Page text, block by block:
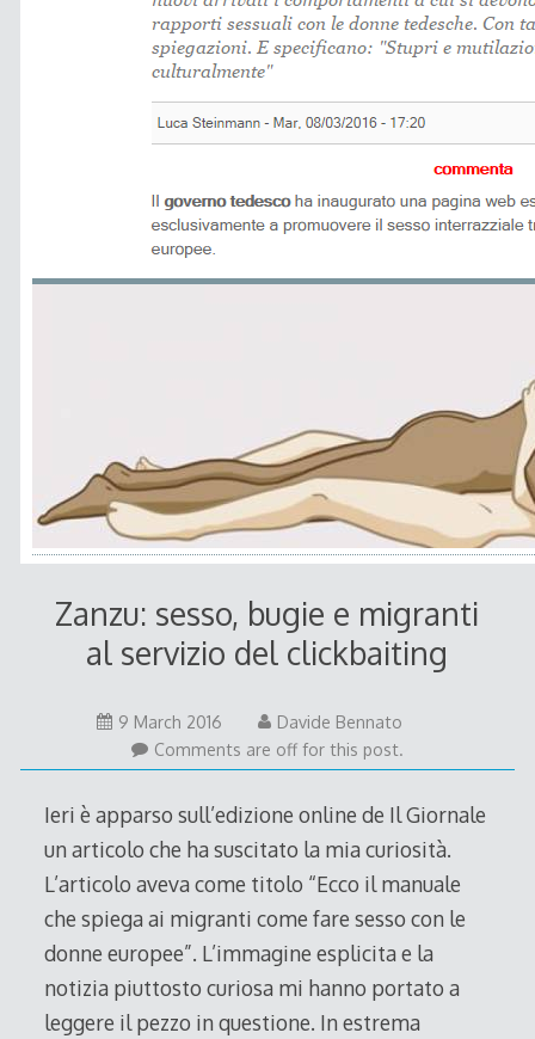
Zanzu: sesso, bugie e migranti
al servizio del clickbaiting
9 March 20169
March
2016
Davide Bennato
Comments are off for this post.
Ieri è apparso sull’edizione online de Il Giornale
un articolo che ha suscitato la mia curiosità.
L’articolo aveva come titolo “Ecco il manuale
che spiega ai migranti come fare sesso con le
donne europee”. L’immagine esplicita e la
notizia piuttosto curiosa mi hanno portato a
leggere il pezzo in questione. In estrema